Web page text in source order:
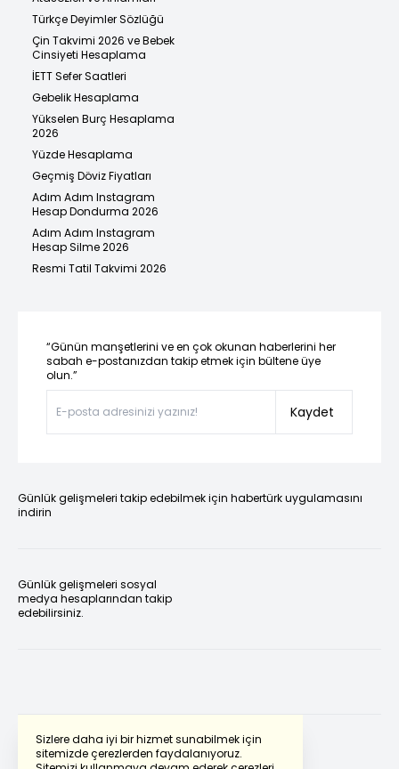
Sizlere daha iyi bir hizmet sunabilmek için
sitemizde çerezlerden faydalanıyoruz.
Türkçe Deyimler Sözlüğü
Çin Takvimi 2026 ve Bebek
Cinsiyeti Hesaplama
İETT Sefer Saatleri
Gebelik Hesaplama
Yükselen Burç Hesaplama
2026
Yüzde Hesaplama
Geçmiş Döviz Fiyatları
Adım Adım Instagram
Hesap Dondurma 2026
Adım Adım Instagram
Hesap Silme 2026
Resmi Tatil Takvimi 2026
“Günün manşetlerini ve en çok okunan haberlerini her
sabah e-postanızdan takip etmek için bültene üye
olun.”
Kaydet
Günlük gelişmeleri takip edebilmek için habertürk uygulamasını
indirin
Günlük gelişmeleri sosyal
medya hesaplarından takip
edebilirsiniz.